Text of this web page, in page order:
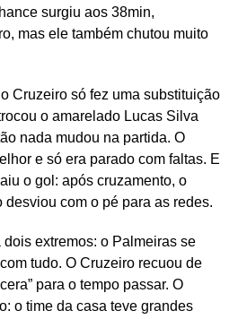
surgiu aos 38min,
mas ele também chutou muito
Cruzeiro só fez uma substituição
o amarelado Lucas Silva
nada mudou na partida. O
e só era parado com faltas. E
o gol: após cruzamento, o
desviou com o pé para as redes.
extremos: o Palmeiras se
tudo. O Cruzeiro recuou de
para o tempo passar. O
o time da casa teve grandes